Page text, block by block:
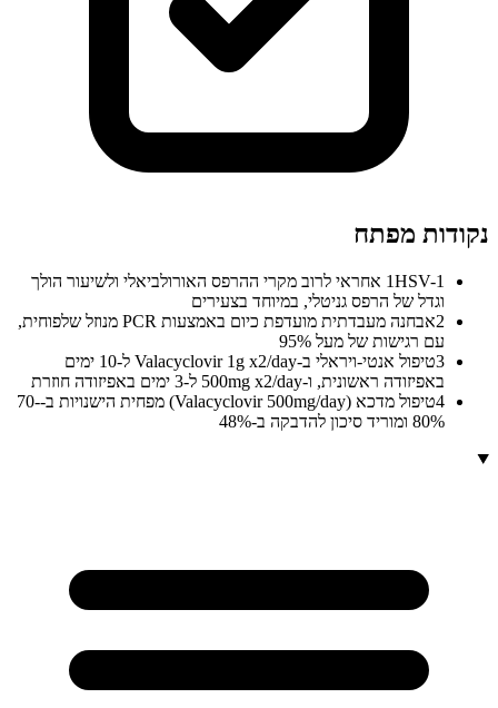
נקודות מפתח
1 HSV-1 אחראי לרוב מקרי ההרפס האורולביאלי ולשיעור הולך
וגדל של הרפס גניטלי, במיוחד בצעירים
2
אבחנה מעבדתית מועדפת כיום באמצעות PCR מנוזל שלפוחית,
עם רגישות של מעל 95%
3
טיפול אנטי-ויראלי ב-Valacyclovir 1g x2/day ל-10 ימים
באפיזודה ראשונית, ו-500mg x2/day ל-3 ימים באפיזודה חוזרת
4
טיפול מדכא (Valacyclovir 500mg/day) מפחית הישנויות ב-70-
80% ומוריד סיכון להדבקה ב-48%